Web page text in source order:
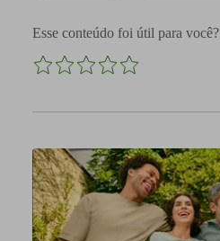
Esse conteúdo foi útil para você?